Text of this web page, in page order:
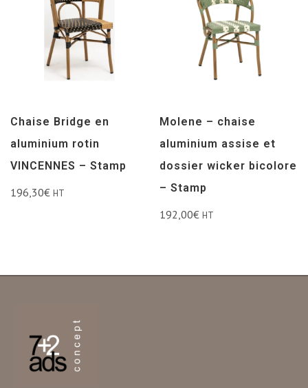
Chaise Bridge en
aluminium rotin
VINCENNES – Stamp
196,30€ HT
Molene – chaise
aluminium assise et
dossier wicker bicolore
– Stamp
192,00€ HT